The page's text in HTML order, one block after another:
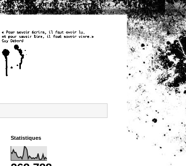
Statistiques